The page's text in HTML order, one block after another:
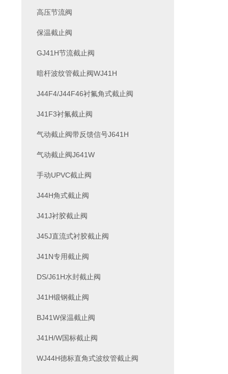
高压节流阀
保温截止阀
GJ41H节流截止阀
暗杆波纹管截止阀WJ41H
J44F4/J44F46衬氟角式截止阀
J41F3衬氟截止阀
气动截止阀带反馈信号J641H
气动截止阀J641W
手动UPVC截止阀
J44H角式截止阀
J41J衬胶截止阀
J45J直流式衬胶截止阀
J41N专用截止阀
DS/J61H水封截止阀
J41H锻钢截止阀
BJ41W保温截止阀
J41H/W国标截止阀
WJ44H德标直角式波纹管截止阀